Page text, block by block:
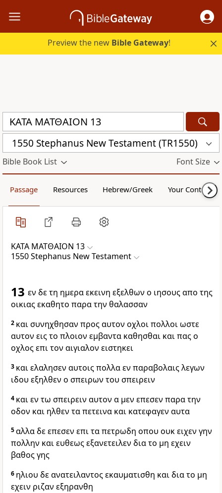
Preview the new Bible Gateway!
1550 Stephanus New Testament (TR1550)
Bible Book List Font Size
Passage Resources Hebrew/Greek Your Content
ΚΑΤΑ ΜΑΤΘΑΙΟΝ 13
1550 Stephanus New Testament
13 εν δε τη ημερα εκεινη εξελθων ο ιησους απο της
οικιας εκαθητο παρα την θαλασσαν
2 και συνηχθησαν προς αυτον οχλοι πολλοι ωστε
αυτον εις το πλοιον εμβαντα καθησθαι και πας ο
οχλος επι τον αιγιαλον ειστηκει
3 και ελαλησεν αυτοις πολλα εν παραβολαις λεγων
ιδου εξηλθεν ο σπειρων του σπειρειν
4 και εν τω σπειρειν αυτον α μεν επεσεν παρα την
οδον και ηλθεν τα πετεινα και κατεφαγεν αυτα
5αλλα δε επεσεν επι τα πετρωδη οπου ουκ ειχεν γην
πολλην και ευθεως εξανετειλεν δια το μη εχειν
βαθος γης
6 ηλιου δε ανατειλαντος εκαυματισθη και δια το μη
εχειν ριζαν εξηρανθη